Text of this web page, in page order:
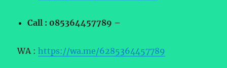
Call : 085364457789 –
WA :https://wa.me/6285364457789